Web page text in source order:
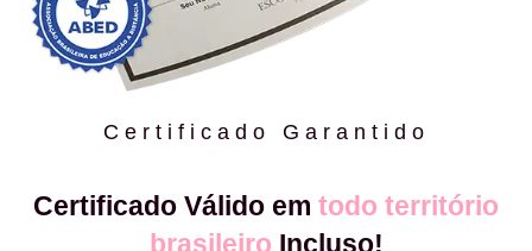
Certificado Garantido
Certificado Válido em todo território
brasileiro Incluso!